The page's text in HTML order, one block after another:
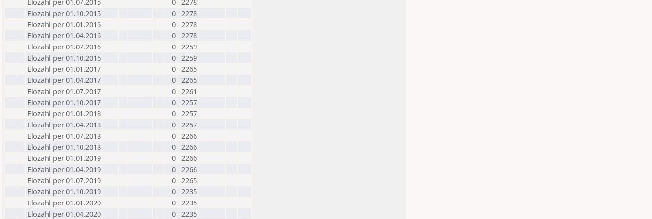
Elozahl per 01.07.2015
0 2278
Elozahl per 01.10.2015
0 2278
Elozahl per 01.01.2016
0 2278
Elozahl per 01.04.2016
0 2278
Elozahl per 01.07.2016
0 2259
Elozahl per 01.10.2016
0 2259
Elozahl per 01.01.2017
0 2265
Elozahl per 01.04.2017
0 2265
Elozahl per 01.07.2017
0 2261
Elozahl per 01.10.2017
0 2257
Elozahl per 01.01.2018
0 2257
Elozahl per 01.04.2018
0 2257
Elozahl per 01.07.2018
0 2266
Elozahl per 01.10.2018
0 2266
Elozahl per 01.01.2019
0 2266
Elozahl per 01.04.2019
0 2266
Elozahl per 01.07.2019
0 2265
Elozahl per 01.10.2019
0 2235
Elozahl per 01.01.2020
0 2235
Elozahl per 01.04.2020
0 2235